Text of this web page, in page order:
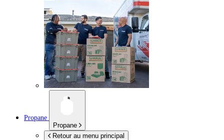
Propane
Propane
Retour au menu principal